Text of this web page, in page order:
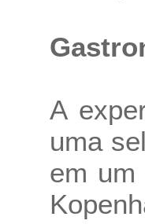
A
uma
em um